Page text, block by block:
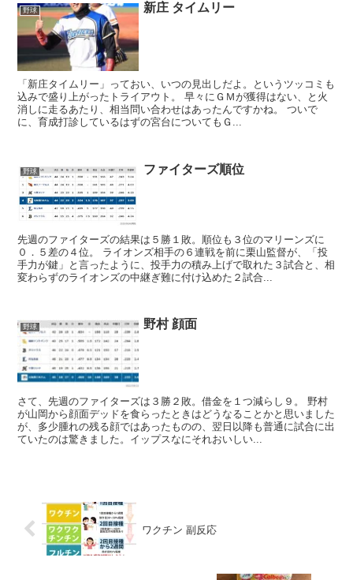
野球 新庄 タイムリー
「新庄タイムリー」っておい、いつの見出しだよ。というツッコミも
込みで盛り上がったトライアウト。 早々にＧＭが獲得はない、と火
消しに走るあたり、相当問い合わせはあったんですかね。 ついで
に、育成打診しているはずの宮台についてもＧ...
野球 ファイターズ順位
先週のファイターズの結果は５勝１敗。順位も３位のマリーンズに
０．５差の４位。 ライオンズ相手の６連戦を前に栗山監督が、「投
手力が鍵」と言ったように、投手力の積み上げで取れた３試合と、相
変わらずのライオンズの中継ぎ難に付け込めた２試合...
野球 野村 顔面
さて、先週のファイターズは３勝２敗。借金を１つ減らし９。 野村
が山岡から顔面デッドを食らったときはどうなることかと思いました
が、多少腫れの残る顔ではあったものの、翌日以降も普通に試合に出
ていたのは驚きました。イップスなにそれおいしい...
ワクチン 副反応